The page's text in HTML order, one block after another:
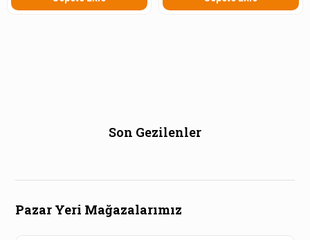
Son Gezilenler
Pazar Yeri Mağazalarımız